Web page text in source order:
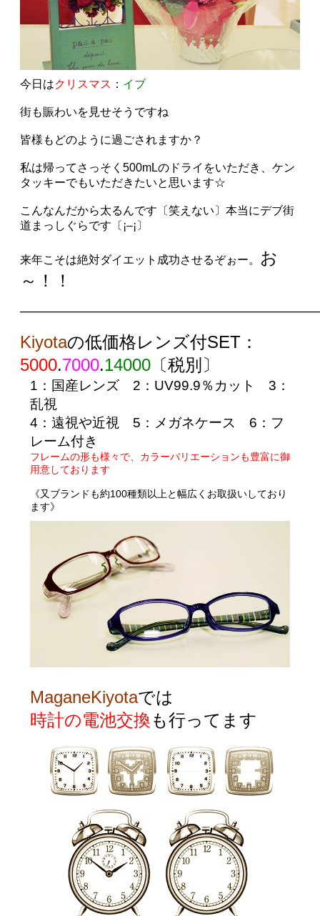
今日はクリスマス ： イブ
街も賑わいを見せそうですね
皆様もどのように過ごされますか？
私は帰ってさっそく500mLのドライをいただき、ケン
タッキーでもいただきたいと思います☆
こんなんだから太るんです〔笑えない〕本当にデブ街
道まっしぐらです〔¡–¡〕
来年こそは絶対ダイエット成功させるぞぉー。
お
～！！
Kiyotaの低価格レンズ付SET ：
5000.7000.14000 〔税別 〕
1 ：国産レンズ 2 ：UV99.9％カット 3 ：
乱視
4 ：遠視や近視 5 ：メガネケース 6 ：フ
レーム付き
フレームの形も様々で、カラーバリエーションも豊富に御
用意しております
《又ブランドも約100種類以上と幅広くお取扱いしており
ます》
MaganeKiyotaでは
時計の電池交換も行ってます